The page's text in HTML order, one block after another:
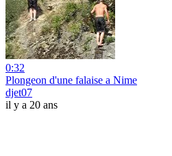
0:32
Plongeon d'une falaise a Nime
djet07
il y a 20 ans